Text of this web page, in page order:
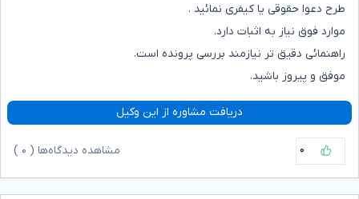
طرح دعوا حقوقی یا کیفری نمائید .
موارد فوق نیاز به اثبات دارد.
راهنمائی دقیق تر نیازمند بررسی پرونده است.
موفق و پیروز باشید.
دریافت مشاوره از این وکیل
۰ مشاهده دیدگاه‌ها ( ۰